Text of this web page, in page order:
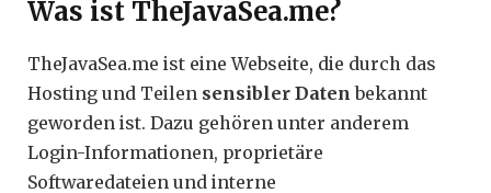
Was ist TheJavaSea.me?
TheJavaSea.me ist eine Webseite, die durch das
Hosting und Teilen sensibler Daten bekannt
geworden ist. Dazu gehören unter anderem
Login-Informationen, proprietäre
Softwaredateien und interne